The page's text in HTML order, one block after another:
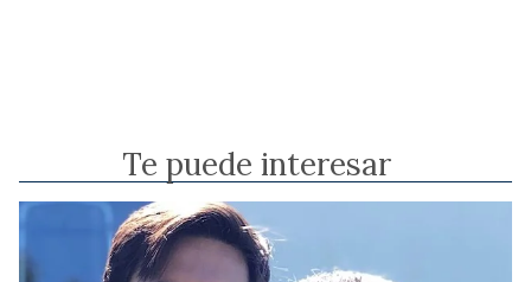
Te puede interesar